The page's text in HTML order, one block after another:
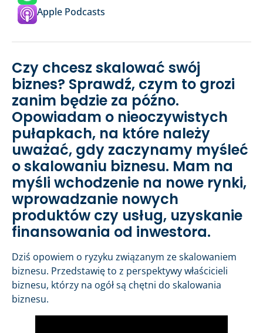
Apple Podcasts
Czy chcesz skalować swój
biznes? Sprawdź, czym to grozi
zanim będzie za późno.
Opowiadam o nieoczywistych
pułapkach, na które należy
uważać, gdy zaczynamy myśleć
o skalowaniu biznesu. Mam na
myśli wchodzenie na nowe rynki,
wprowadzanie nowych
produktów czy usług, uzyskanie
finansowania od inwestora.
Dziś opowiem o ryzyku związanym ze skalowaniem
biznesu. Przedstawię to z perspektywy właścicieli
biznesu, którzy na ogół są chętni do skalowania
biznesu.